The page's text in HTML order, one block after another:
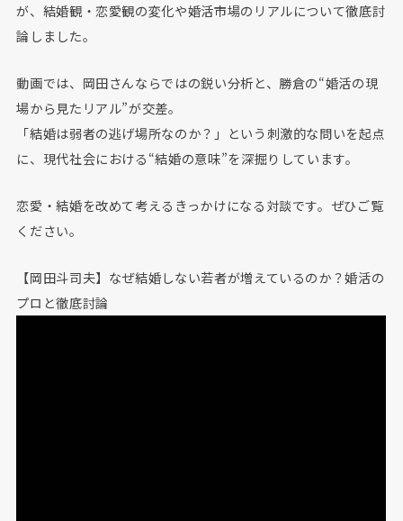
が、結婚観・恋愛観の変化や婚活市場のリアルについて徹底討
論しました。
動画では、岡田さんならではの鋭い分析と、勝倉の“婚活の現
場から見たリアル”が交差。
「結婚は弱者の逃げ場所なのか？」という刺激的な問いを起点
に、現代社会における“結婚の意味”を深掘りしています。
恋愛・結婚を改めて考えるきっかけになる対談です。ぜひご覧
ください。
【岡田斗司夫】なぜ結婚しない若者が増えているのか？婚活の
プロと徹底討論